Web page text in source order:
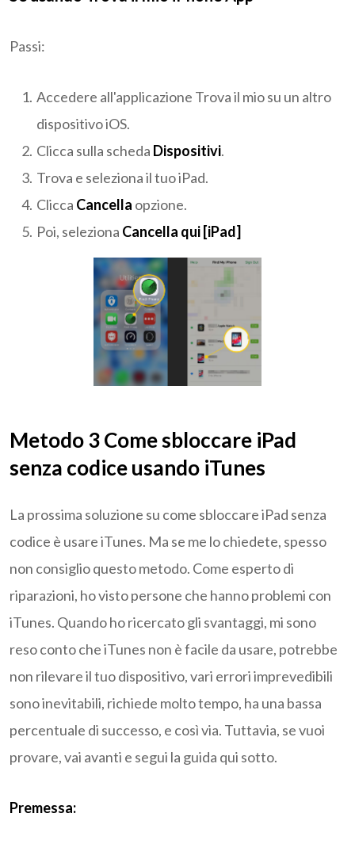
Passi:
Accedere all'applicazione Trova il mio su un altro
dispositivo iOS.
Clicca sulla scheda Dispositivi.
Trova e seleziona il tuo iPad.
Clicca Cancella opzione.
Poi, seleziona Cancella qui [iPad]
Metodo 3 Come sbloccare iPad
senza codice usando iTunes
La prossima soluzione su come sbloccare iPad senza
codice è usare iTunes. Ma se me lo chiedete, spesso
non consiglio questo metodo. Come esperto di
riparazioni, ho visto persone che hanno problemi con
iTunes. Quando ho ricercato gli svantaggi, mi sono
reso conto che iTunes non è facile da usare, potrebbe
non rilevare il tuo dispositivo, vari errori imprevedibili
sono inevitabili, richiede molto tempo, ha una bassa
percentuale di successo, e così via. Tuttavia, se vuoi
provare, vai avanti e segui la guida qui sotto.
Premessa: